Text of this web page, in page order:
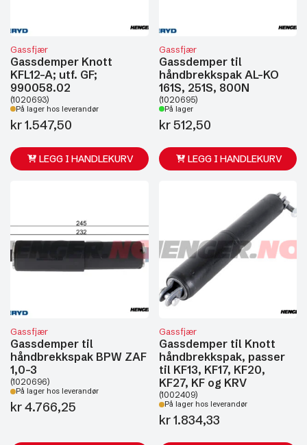
Gassfjær
Gassdemper Knott
KFL12-A; utf. GF;
990058.02
(1020693)
På lager hos leverandør
kr1.547,50
LEGG I HANDLEKURV
Gassfjær
Gassdemper til
håndbrekkspak AL-KO
161S, 251S, 800N
(1020695)
På lager
kr512,50
LEGG I HANDLEKURV
Gassfjær
Gassdemper til
håndbrekkspak BPW ZAF
1,0-3
(1020696)
På lager hos leverandør
kr4.766,25
Gassfjær
Gassdemper til Knott
håndbrekkspak, passer
til KF13, KF17, KF20,
KF27, KF og KRV
(1002409)
På lager hos leverandør
kr1.834,33